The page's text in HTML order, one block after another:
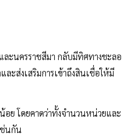
ะนครราชสีมา กลับมีทิศทางชะลอ
ะส่งเสริมการเข้าถึงสินเชื่อให้มี
อย โดยคาดว่าทั้งจำนวนหน่วยและ
นกัน